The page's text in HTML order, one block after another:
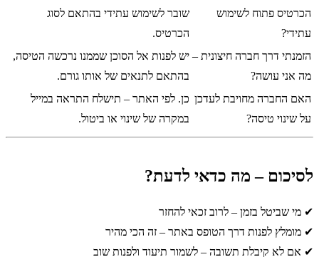
הכרטיס פתוח לשימוש
עתידי?
שובר לשימוש עתידי בהתאם לסוג
הכרטיס.
הזמנתי דרך חברה חיצונית –
מה אני עושה?
יש לפנות אל הסוכן שממנו נרכשה הטיסה,
בהתאם לתנאים של אותו גורם.
האם החברה מחויבת לעדכן
על שינוי טיסה?
כן. לפי האתר – תישלח התראה במייל
במקרה של שינוי או ביטול.
לסיכום – מה כדאי לדעת?
✔ מי שביטל בזמן – לרוב זכאי להחזר
✔ מומלץ לפנות דרך הטופס באתר – זה הכי מהיר
✔ אם לא קיבלת תשובה – לשמור תיעוד ולפנות שוב